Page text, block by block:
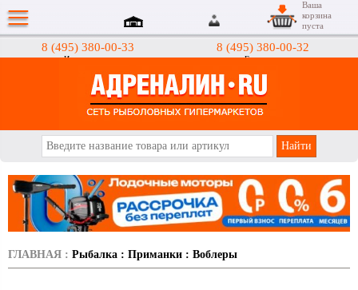
8 (495) 380-00-33
Интернет-магазин
8 (495) 380-00-32
Гипермаркеты
Ваша
корзина
пуста
ГЛАВНАЯ : Рыбалка : Приманки : Воблеры